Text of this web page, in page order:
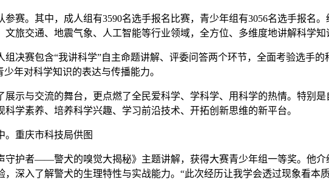
。其中，成人组有3590名选手报名比赛，青少年组有3056名选手报名
旅交通、地震气象、人工智能等行业领域，全方位、多维度地讲解科学知
赛包含“我讲科学”自主命题讲解、评委问答两个环节，全面考验选手的
年对科学知识的表达与传播能力。
与交流的舞台，更点燃了全民爱科学、学科学、用科学的热情。特别是
学素养、培养科学兴趣、学习前沿技术、开拓创新思维的新平台。
。重庆市科技局供图
护者——警犬的嗅觉大揭秘》主题讲解，获得大赛青少年组一等奖。他介
深入了解警犬的生理特性与实战能力。“此次经历让我学会透过现象看本